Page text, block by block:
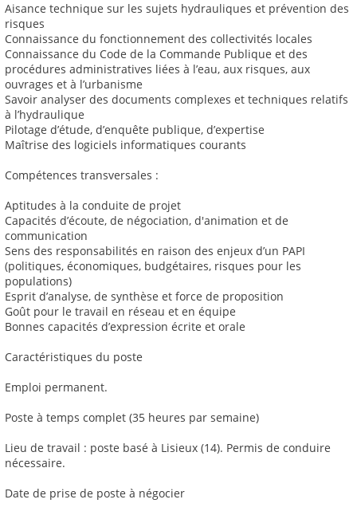
Aisance technique sur les sujets hydrauliques et prévention des
risques
Connaissance du fonctionnement des collectivités locales
Connaissance du Code de la Commande Publique et des
procédures administratives liées à l’eau, aux risques, aux
ouvrages et à l’urbanisme
Savoir analyser des documents complexes et techniques relatifs
à l’hydraulique
Pilotage d’étude, d’enquête publique, d’expertise
Maîtrise des logiciels informatiques courants
Compétences transversales :
Aptitudes à la conduite de projet
Capacités d’écoute, de négociation, d'animation et de
communication
Sens des responsabilités en raison des enjeux d’un PAPI
(politiques, économiques, budgétaires, risques pour les
populations)
Esprit d’analyse, de synthèse et force de proposition
Goût pour le travail en réseau et en équipe
Bonnes capacités d’expression écrite et orale
Caractéristiques du poste
Emploi permanent.
Poste à temps complet (35 heures par semaine)
Lieu de travail : poste basé à Lisieux (14). Permis de conduire
nécessaire.
Date de prise de poste à négocier